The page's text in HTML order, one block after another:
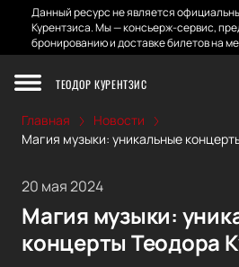
Данный ресурс не является
Курентзиса. Мы — консьерж-сервис,
бронированию и доставке билетов на
ТЕОДОР КУРЕНТЗИС
Главная
Новости
Магия музыки: уникальные
20 мая 2024
Магия музыки:
концерты Теодора